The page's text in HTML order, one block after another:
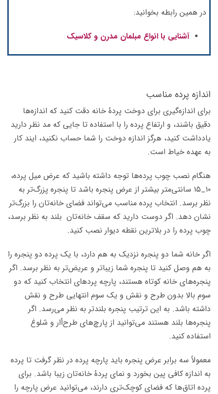
در همین رابطه بخوانید:
آشنایی با انواع مبلمان مدرن و کلاسیک
اندازه پرده مناسب
برای اندازه‌گیری برای دوخت پردۀ خانه دقت کنید که اندازه‌ها
دقیق باشند، و ارتفاع پرده را با استفاده تا جایی که مد نظر دارید
یادداشت کنید، هرگز اندازه دوخت را شما حساب نکنید، ایند کار
به عهده خیاط است.
هنگام نصب چوب پرده‌ها توجه داشته باشید که عرض میل پرده،
۱۰_۱۵ سانتی‌متر بیشتر از عرض پنجره باشد تا پنجره پزرگ‌تر به
نظر برسد. انتخاب پرده مناسب می‌تواند فضای خانه‌تان را بزرگ‌تر
نشان دهد. اگر دوست دارید که سقف خانه‌تان بلند به نظر برسد،
چوب پرده را در بلاترین نقطه دیوار نصب کنید.
اگر خانه شما دو پنجره نزدیک به هم دارد، با یک پرده دو پنجره را
به هم وصل کنید تا پنجره شما زیباتر و عریض‌تر به نظر برسد. اگر
پنجره‌های خانه کوتاه هستند، پارچه پرده‍‌ای انتخاب کنید که دو
سوم بالا بدون طرح و نقش و یک سوم انتهایی طرح و نقش
داشته باشد. به این ترتیب پنجره بلندتر به نظر می‌رسد. اگر
پنجره‌ها بلند هستند می‌توانید از پارچ‌های طرح‌أار و شلوغ
استفاده کنید.
معمولاً سه برابر عرض پنجره باید پارچه پرده در نظر گرفت تا پرده
به اندازه کافی پین بخورد و نمای پردۀ خانه‌تان زیبا باشد. برای
پرده اتاق‌ها که فضای کوچک‌تری دارند، می‌توانید عرض پارچه را